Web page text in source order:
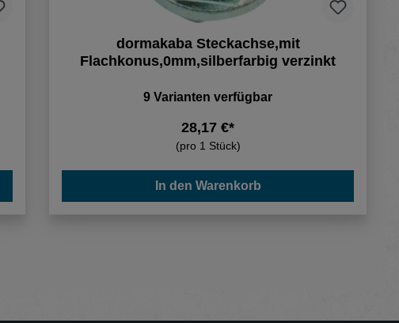
dormakaba Steckachse,mit
Flachkonus,0mm,silberfarbig verzinkt
9 Varianten verfügbar
28,17 €*
(pro 1 Stück)
In den Warenkorb